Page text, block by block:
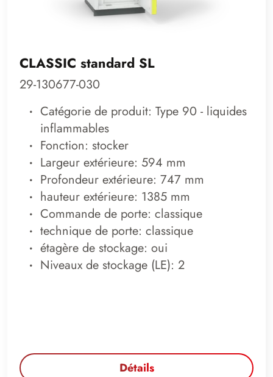
CLASSIC standard SL
29-130677-030
Catégorie de produit: Type 90 - liquides
inflammables
Fonction: stocker
Largeur extérieure: 594 mm
Profondeur extérieure: 747 mm
hauteur extérieure: 1385 mm
Commande de porte: classique
technique de porte: classique
étagère de stockage: oui
Niveaux de stockage (LE): 2
Détails